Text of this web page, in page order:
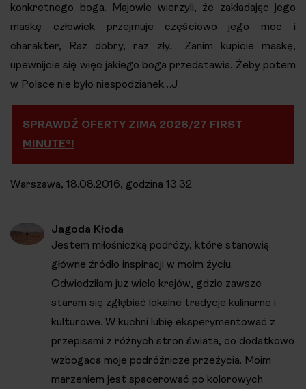
konkretnego boga. Majowie wierzyli, że zakładając jego
maskę człowiek przejmuje częściowo jego moc i
charakter, Raz dobry, raz zły… Zanim kupicie maskę,
upewnijcie się więc jakiego boga przedstawia. Żeby potem
w Polsce nie było niespodzianek…J
SPRAWDŹ OFERTY ZIMA 2026/27 FIRST
MINUTE®!
Warszawa, 18.08.2016, godzina 13.32
Jagoda Kłoda
Jestem miłośniczką podróży, które stanowią
główne źródło inspiracji w moim życiu.
Odwiedziłam już wiele krajów, gdzie zawsze
staram się zgłębiać lokalne tradycje kulinarne i
kulturowe. W kuchni lubię eksperymentować z
przepisami z różnych stron świata, co dodatkowo
wzbogaca moje podróżnicze przeżycia. Moim
marzeniem jest spacerować po kolorowych